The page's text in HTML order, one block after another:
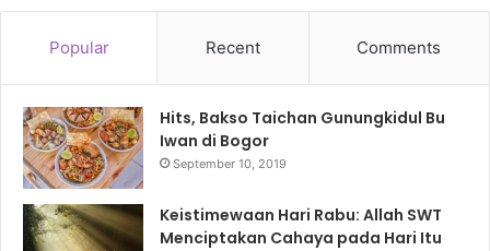
Popular Recent Comments
Hits, Bakso Taichan Gunungkidul Bu
Iwan di Bogor
September 10, 2019
Keistimewaan Hari Rabu: Allah SWT
Menciptakan Cahaya pada Hari Itu